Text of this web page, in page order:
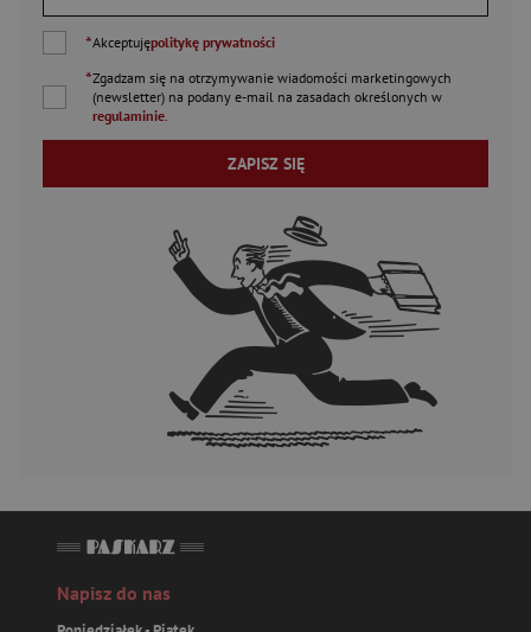
*Akceptujępolitykę prywatności
*Zgadzam się na otrzymywanie wiadomości marketingowych
(newsletter) na podany e-mail na zasadach określonych w
regulaminie.
ZAPISZ SIĘ
Napisz do nas